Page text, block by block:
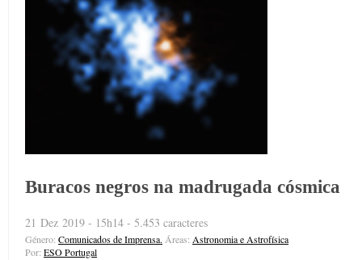
Buracos negros na madrugada cósmica
21 Dez 2019 - 15h14 - 5.453 caracteres
Género: Comunicados de Imprensa. Áreas: Astronomia e Astrofísica
Por: ESO Portugal